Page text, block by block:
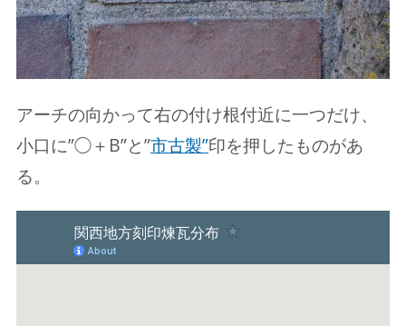
アーチの向かって右の付け根付近に一つだけ、
小口に”◯＋B”と”市古製”印を押したものがあ
る。